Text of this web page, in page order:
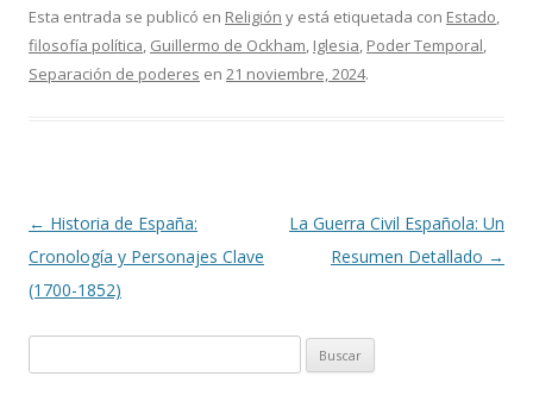
Esta entrada se publicó en Religión y está etiquetada con Estado,
filosofía política, Guillermo de Ockham, Iglesia, Poder Temporal,
Separación de poderes en 21 noviembre, 2024.
Navegación
de
entradas
← Historia de España:
Cronología y Personajes Clave
(1700-1852)
La Guerra Civil Española: Un
Resumen Detallado →